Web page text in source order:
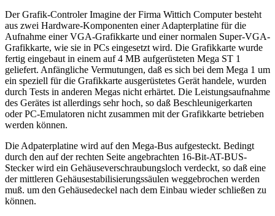
Der Grafik-Controler Imagine der Firma Wittich Computer besteht
aus zwei Hardware-Komponenten einer Adapterplatine für die
Aufnahme einer VGA-Grafikkarte und einer normalen Super-VGA-
Grafikkarte, wie sie in PCs eingesetzt wird. Die Grafikkarte wurde
fertig eingebaut in einem auf 4 MB aufgerüsteten Mega ST 1
geliefert. Anfängliche Vermutungen, daß es sich bei dem Mega 1 um
ein speziell für die Grafikkarte ausgerüstetes Gerät handele, wurden
durch Tests in anderen Megas nicht erhärtet. Die Leistungsaufnahme
des Gerätes ist allerdings sehr hoch, so daß Beschleunigerkarten
oder PC-Emulatoren nicht zusammen mit der Grafikkarte betrieben
werden können.
Die Adpaterplatine wird auf den Mega-Bus aufgesteckt. Bedingt
durch den auf der rechten Seite angebrachten 16-Bit-AT-BUS-
Stecker wird ein Gehäuseverschraubungsloch verdeckt, so daß eine
der mittleren Gehäusestabilisierungssäulen weggebrochen werden
muß. um den Gehäusedeckel nach dem Einbau wieder schließen zu
können.